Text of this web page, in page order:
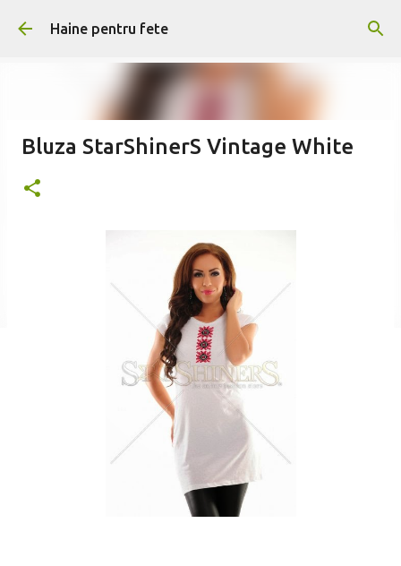
Treceți la conținutul principal
Haine pentru fete
Bluza StarShinerS Vintage White